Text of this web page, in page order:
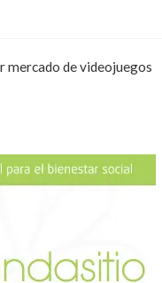
mercado de videojuegos